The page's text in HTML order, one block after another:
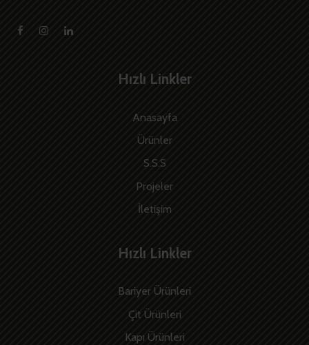
Hızlı Linkler
Anasayfa
Ürünler
S.S.S
Projeler
İletişim
Hızlı Linkler
Bariyer Ürünleri
Çit Ürünleri
Kapı Ürünleri